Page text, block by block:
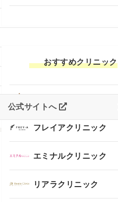
公式サイトへ
おすすめクリニック
フレイアクリニック
エミナルクリニック
リアラクリニック